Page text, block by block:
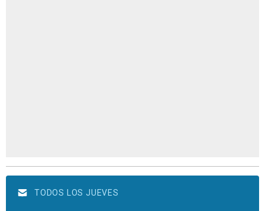
TODOS LOS JUEVES